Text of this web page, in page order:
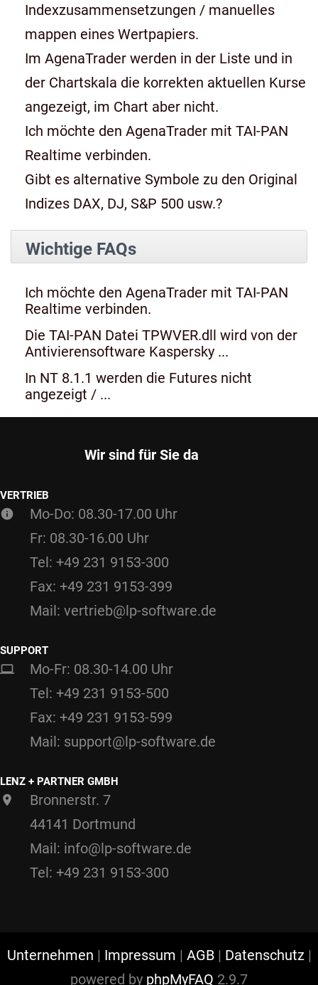
Indexzusammensetzungen / manuelles
mappen eines Wertpapiers.
Im AgenaTrader werden in der Liste und in
der Chartskala die korrekten aktuellen Kurse
angezeigt, im Chart aber nicht.
Ich möchte den AgenaTrader mit TAI-PAN
Realtime verbinden.
Gibt es alternative Symbole zu den Original
Indizes DAX, DJ, S&P 500 usw.?
Wichtige FAQs
Ich möchte den AgenaTrader mit TAI-PAN
Realtime verbinden.
Die TAI-PAN Datei TPWVER.dll wird von der
Antivierensoftware Kaspersky ...
In NT 8.1.1 werden die Futures nicht
angezeigt / ...
Wir sind für Sie da
VERTRIEB
Mo-Do: 08.30-17.00 Uhr
Fr: 08.30-16.00 Uhr
Tel: +49 231 9153-300
Fax: +49 231 9153-399
Mail: vertrieb@lp-software.de
SUPPORT
Mo-Fr: 08.30-14.00 Uhr
Tel: +49 231 9153-500
Fax: +49 231 9153-599
Mail: support@lp-software.de
LENZ + PARTNER GMBH
Bronnerstr. 7
44141 Dortmund
Mail: info@lp-software.de
Tel: +49 231 9153-300
Unternehmen | Impressum | AGB | Datenschutz|
powered by phpMyFAQ 2.9.7